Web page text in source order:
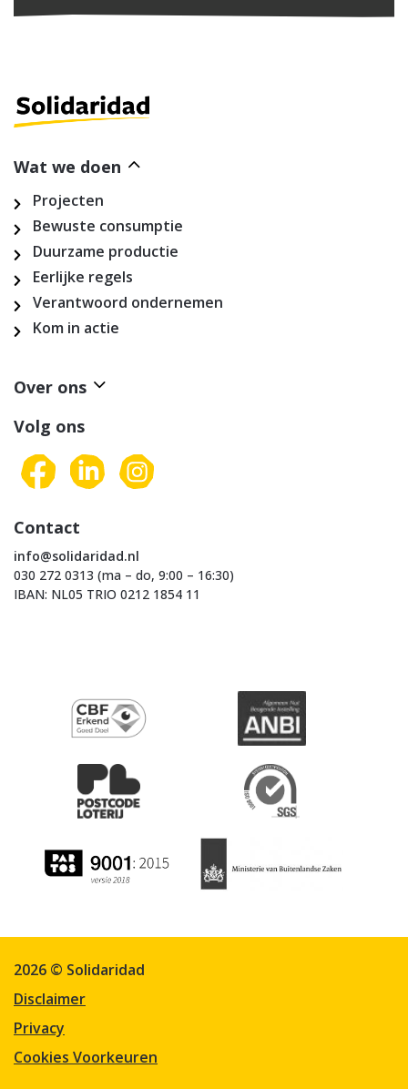
Wat we doen
Projecten
Bewuste consumptie
Duurzame productie
Eerlijke regels
Verantwoord ondernemen
Kom in actie
Over ons
Volg ons
Contact
info@solidaridad.nl
030 272 0313 (ma – do, 9:00 – 16:30)
IBAN: NL05 TRIO 0212 1854 11
2026 © Solidaridad
Disclaimer
Privacy
Cookies Voorkeuren